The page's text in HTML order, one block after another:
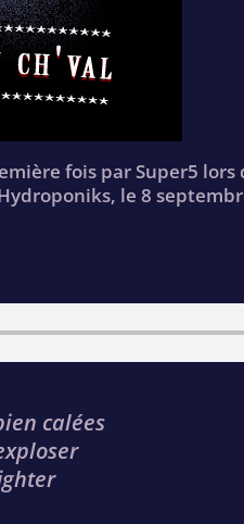
fois par Super5 lors
le 8
calées